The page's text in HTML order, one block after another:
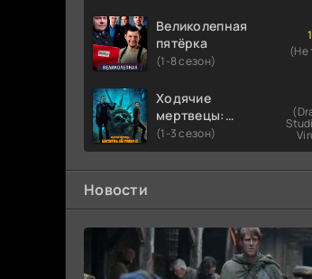
Великолепная
пятёрка
(1-8 сезон)
(Не
Ходячие
мертвецы:
Мертвый
город
(1-3 сезон)
Новости